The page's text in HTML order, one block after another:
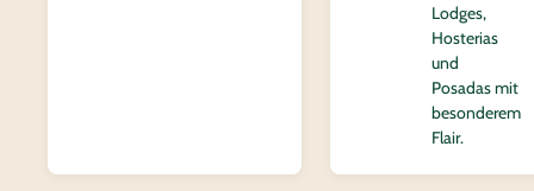
Lodges,
Hosterias
und
Posadas mit
besonderem
Flair.